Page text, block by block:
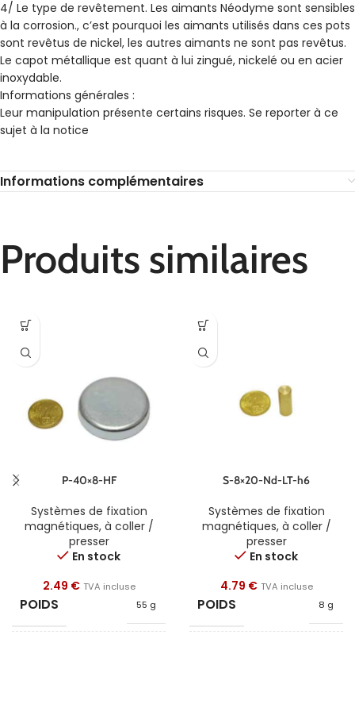
4/ Le type de revêtement. Les aimants Néodyme sont sensibles
à la corrosion., c’est pourquoi les aimants utilisés dans ces pots
sont revêtus de nickel, les autres aimants ne sont pas revêtus.
Le capot métallique est quant à lui zingué, nickelé ou en acier
inoxydable.
Informations générales :
Leur manipulation présente certains risques. Se reporter à ce
sujet à la notice
Informations complémentaires
Produits similaires
P-40×8-HF
Systèmes de fixation
magnétiques, à coller /
presser
En stock
2.49 € TVA incluse
POIDS 55 g
S-8×20-Nd-LT-h6
Systèmes de fixation
magnétiques, à coller /
presser
En stock
4.79 € TVA incluse
POIDS 8 g